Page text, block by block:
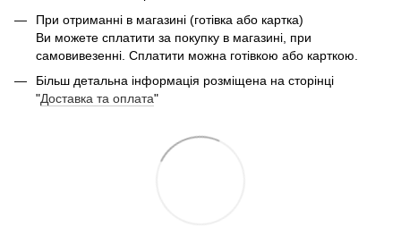
При отриманні в магазині (готівка або картка)
Ви можете сплатити за покупку в магазині, при
самовивезенні. Сплатити можна готівкою або карткою.
Більш детальна інформація розміщена на сторінці
"Доставка та оплата"